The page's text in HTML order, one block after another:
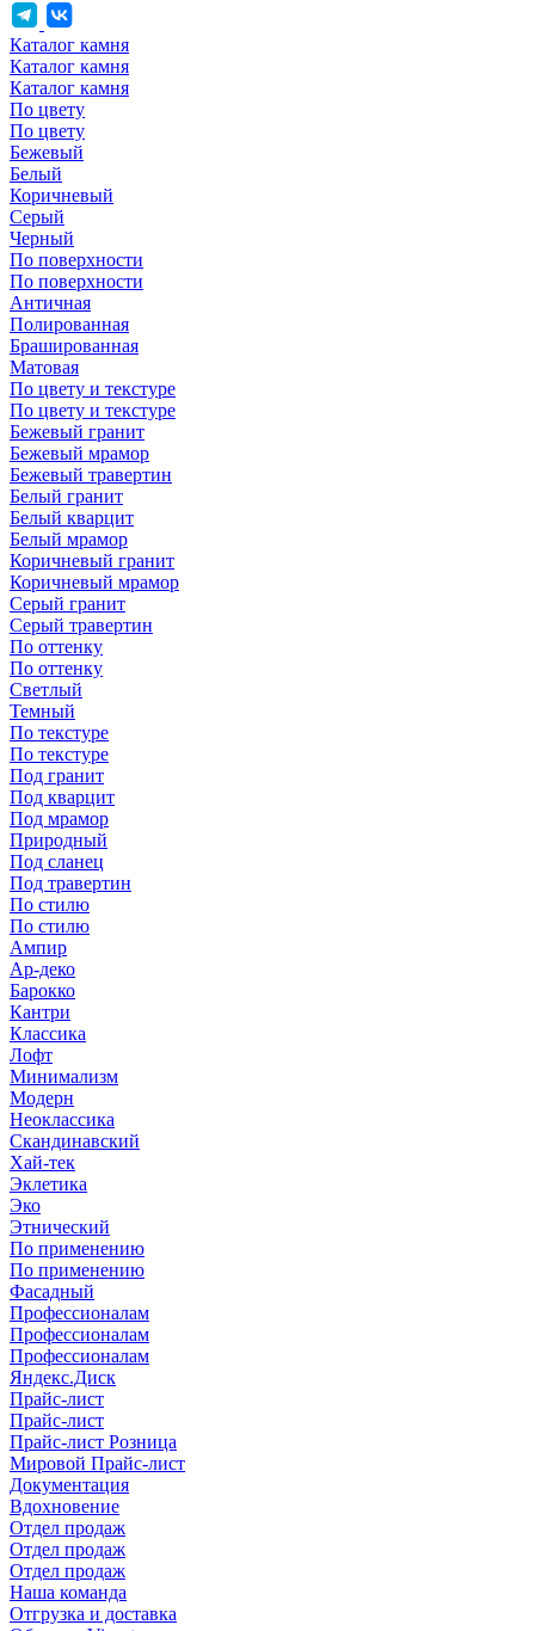
Каталог камня
Каталог камня
Каталог камня
По цвету
По цвету
Бежевый
Белый
Коричневый
Серый
Черный
По поверхности
По поверхности
Античная
Полированная
Брашированная
Матовая
По цвету и текстуре
По цвету и текстуре
Бежевый гранит
Бежевый мрамор
Бежевый травертин
Белый гранит
Белый кварцит
Белый мрамор
Коричневый гранит
Коричневый мрамор
Серый гранит
Серый травертин
По оттенку
По оттенку
Светлый
Темный
По текстуре
По текстуре
Под гранит
Под кварцит
Под мрамор
Природный
Под сланец
Под травертин
По стилю
По стилю
Ампир
Ар-деко
Барокко
Кантри
Классика
Лофт
Минимализм
Модерн
Неоклассика
Скандинавский
Хай-тек
Эклетика
Эко
Этнический
По применению
По применению
Фасадный
Профессионалам
Профессионалам
Профессионалам
Яндекс.Диск
Прайс-лист
Прайс-лист
Прайс-лист Розница
Мировой Прайс-лист
Документация
Вдохновение
Отдел продаж
Отдел продаж
Отдел продаж
Наша команда
Отгрузка и доставка